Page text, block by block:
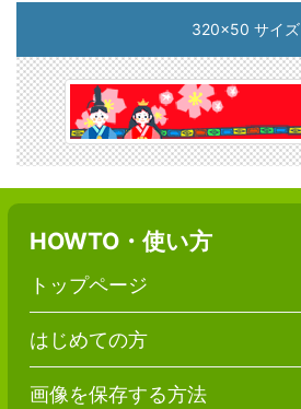
320x50 サイズ
HOWTO・使い方
トップページ
はじめての方
画像を保存する方法